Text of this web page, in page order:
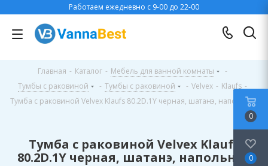
Работаем ежедневно с 9-00 до 22-00
Главная - Каталог - Мебель для ванной комнаты
-
Тумбы с раковиной
- Тумбы с раковиной - Velvex - Klaufs -
Тумба с раковиной Velvex Klaufs 80.2D.1Y черная, шатанэ, напольная
Тумба с раковиной Velvex Klaufs
80.2D.1Y черная, шатанэ, напольная
0
0